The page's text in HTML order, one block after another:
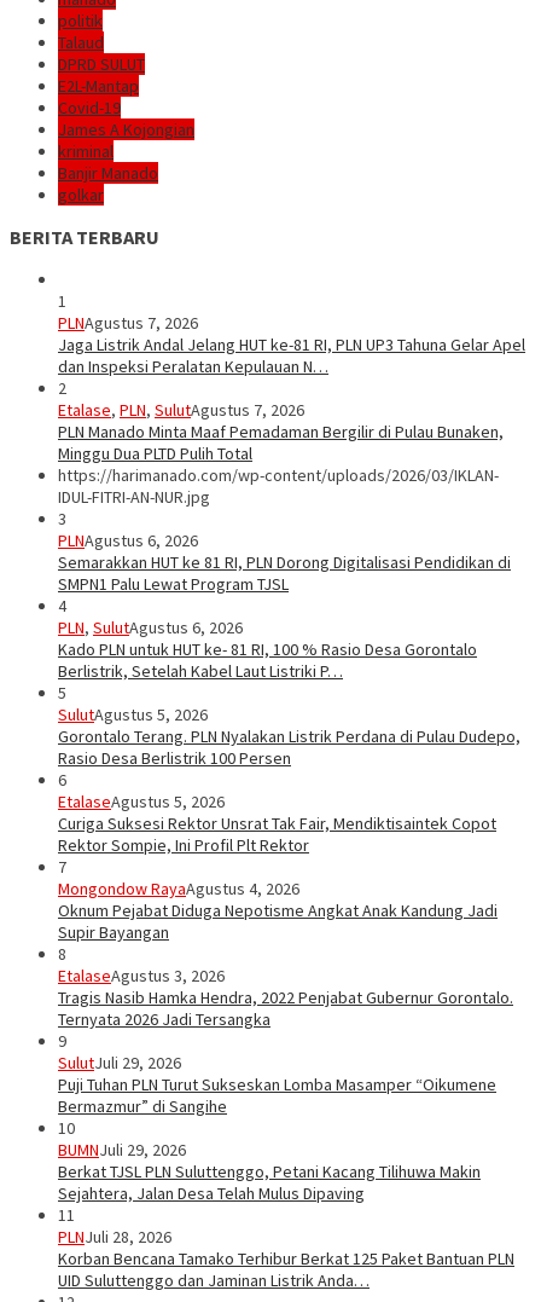
politik
Talaud
DPRD SULUT
E2L-Mantap
Covid-19
James A Kojongian
kriminal
Banjir Manado
golkar
BERITA TERBARU
1
PLNAgustus 7, 2026
Jaga Listrik Andal Jelang HUT ke-81 RI, PLN UP3 Tahuna Gelar Apel
dan Inspeksi Peralatan Kepulauan N…
2
Etalase, PLN, SulutAgustus 7, 2026
PLN Manado Minta Maaf Pemadaman Bergilir di Pulau Bunaken,
Minggu Dua PLTD Pulih Total
https://harimanado.com/wp-content/uploads/2026/03/IKLAN-
IDUL-FITRI-AN-NUR.jpg
3
PLNAgustus 6, 2026
Semarakkan HUT ke 81 RI, PLN Dorong Digitalisasi Pendidikan di
SMPN1 Palu Lewat Program TJSL
4
PLN, SulutAgustus 6, 2026
Kado PLN untuk HUT ke- 81 RI, 100 % Rasio Desa Gorontalo
Berlistrik, Setelah Kabel Laut Listriki P…
5
SulutAgustus 5, 2026
Gorontalo Terang. PLN Nyalakan Listrik Perdana di Pulau Dudepo,
Rasio Desa Berlistrik 100 Persen
6
EtalaseAgustus 5, 2026
Curiga Suksesi Rektor Unsrat Tak Fair, Mendiktisaintek Copot
Rektor Sompie, Ini Profil Plt Rektor
7
Mongondow RayaAgustus 4, 2026
Oknum Pejabat Diduga Nepotisme Angkat Anak Kandung Jadi
Supir Bayangan
8
EtalaseAgustus 3, 2026
Tragis Nasib Hamka Hendra, 2022 Penjabat Gubernur Gorontalo.
Ternyata 2026 Jadi Tersangka
9
SulutJuli 29, 2026
Puji Tuhan PLN Turut Sukseskan Lomba Masamper “Oikumene
Bermazmur” di Sangihe
10
BUMNJuli 29, 2026
Berkat TJSL PLN Suluttenggo, Petani Kacang Tilihuwa Makin
Sejahtera, Jalan Desa Telah Mulus Dipaving
11
PLNJuli 28, 2026
Korban Bencana Tamako Terhibur Berkat 125 Paket Bantuan PLN
UID Suluttenggo dan Jaminan Listrik Anda…